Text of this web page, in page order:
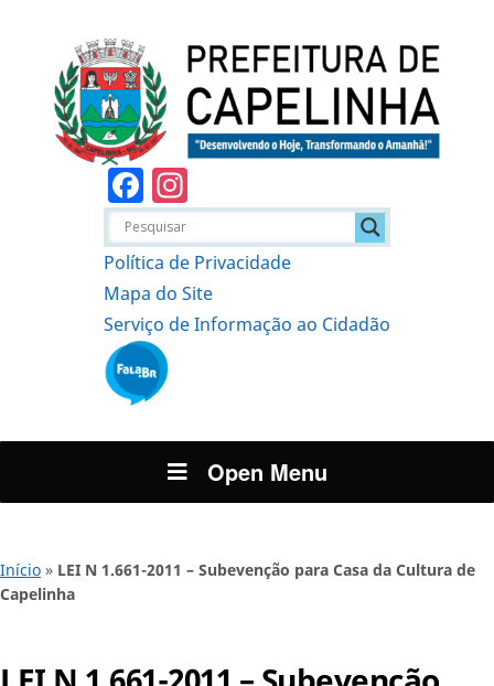
Facebook
Política de Privacidade
Mapa do Site
Serviço de Informação ao Cidadão
Open Menu
Início » LEI N 1.661-2011 – Subevenção para Casa da Cultura de
Capelinha